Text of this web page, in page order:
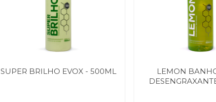
SUPER BRILHO EVOX - 500ML
LEMON